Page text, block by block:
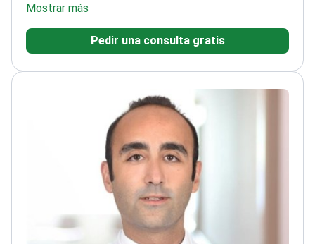
de Radboud, Países Bajos
Hospital, LondresEspecializado en
Hospital Memorial Bahçelievler
Mostrar más
Pedir una consulta gratis